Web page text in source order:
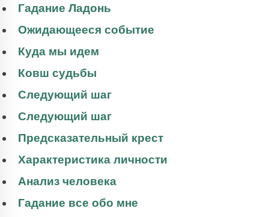
Гадание Ладонь
Ожидающееся событие
Куда мы идем
Ковш судьбы
Следующий шаг
Следующий шаг
Предсказательный крест
Характеристика личности
Анализ человека
Гадание все обо мне